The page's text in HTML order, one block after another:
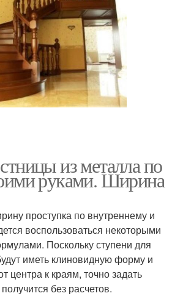
из металла по
руками. Ширина
проступка по внутреннему и
воспользоваться некоторыми
Поскольку ступени для
иметь клиновидную форму и
центра к краям, точно задать
без расчетов.